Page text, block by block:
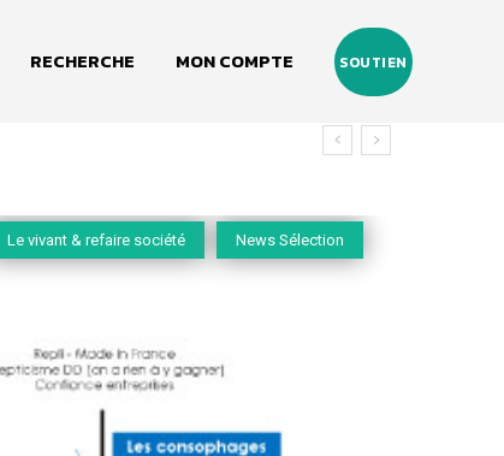
RECHERCHE MON COMPTE SOUTIEN
Le vivant & refaire société News Sélection